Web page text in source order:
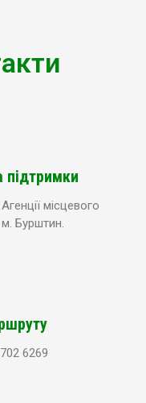
підтримки
місцевого
Бурштин.
6269